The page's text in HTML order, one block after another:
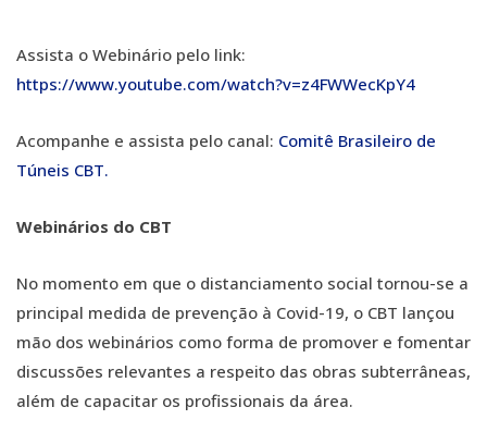
Assista o Webinário pelo link:
https://www.youtube.com/watch?v=z4FWWecKpY4
Acompanhe e assista pelo canal: Comitê Brasileiro de
Túneis CBT.
Webinários do CBT
No momento em que o distanciamento social tornou-se a
principal medida de prevenção à Covid-19, o CBT lançou
mão dos webinários como forma de promover e fomentar
discussões relevantes a respeito das obras subterrâneas,
além de capacitar os profissionais da área.